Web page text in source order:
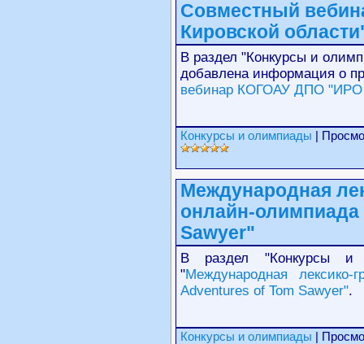
Совместный
Кировской
В раздел "Конкурсы и
добавлена информация о
вебинар КОГОАУ ДПО "ИРО
Конкурсы и олимпиады |
Международная
онлайн-олимпиада
Sawyer"
В раздел "Конкурсы и
"Международная лексико-
Adventures of Tom Sawyer".
Конкурсы и олимпиады |